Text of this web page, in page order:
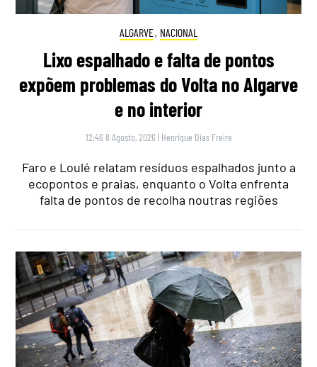
ALGARVE, NACIONAL
Lixo espalhado e falta de pontos
expõem problemas do Volta no Algarve
e no interior
12:46 8 Agosto, 2026 | Henrique Dias Freire
Faro e Loulé relatam resíduos espalhados junto a
ecopontos e praias, enquanto o Volta enfrenta
falta de pontos de recolha noutras regiões